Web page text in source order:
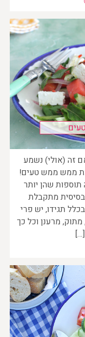
זה (אולי) נשמע
ממש ממש טעים!
שהן יותר
מתקבלת
תגידו, יש פרי
מרענן וכל כך